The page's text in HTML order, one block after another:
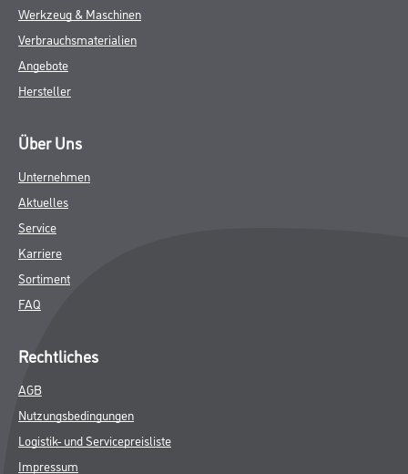
Werkzeug & Maschinen
Verbrauchsmaterialien
Angebote
Hersteller
Über Uns
Unternehmen
Aktuelles
Service
Karriere
Sortiment
FAQ
Rechtliches
AGB
Nutzungsbedingungen
Logistik- und Servicepreisliste
Impressum